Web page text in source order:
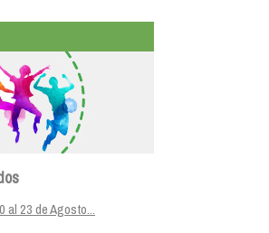
al 23 de Agosto...